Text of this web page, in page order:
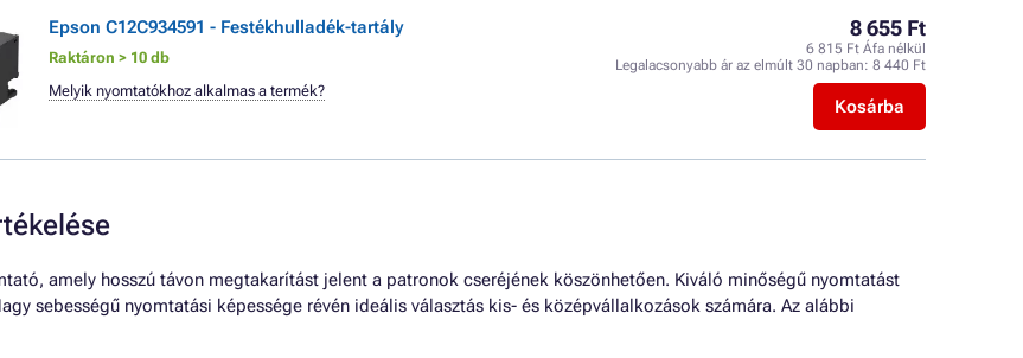
Epson C12C934591 - Festékhulladék-tartály
Raktáron > 10 db
8 655 Ft
6 815 Ft Áfa nélkül
Legalacsonyabb ár az elmúlt 30 napban: 8 440 Ft
Kosárba
Melyik nyomtatókhoz alkalmas a termék?
amely hosszú távon megtakarítást jelent a patronok cseréjének köszönhetően. Kiváló minőségű nyomtatást
sebességű nyomtatási képessége révén ideális választás kis- és középvállalkozások számára. Az alábbi